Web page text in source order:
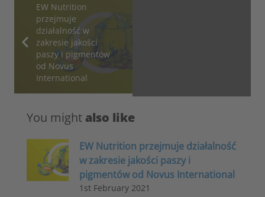
EW Nutrition
przejmuje
działalność w
zakresie jakości
paszy i pigmentów
od Novus
International
You might also like
EW Nutrition przejmuje działalność
w zakresie jakości paszy i
pigmentów od Novus International
1st February 2021